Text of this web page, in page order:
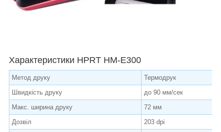
Характеристики HPRT HM-E300
Метод друку
Термодрук
Швидкість друку
до 90 мм/сек
Макс. ширина друку
72 мм
Дозвіл
203 dpi